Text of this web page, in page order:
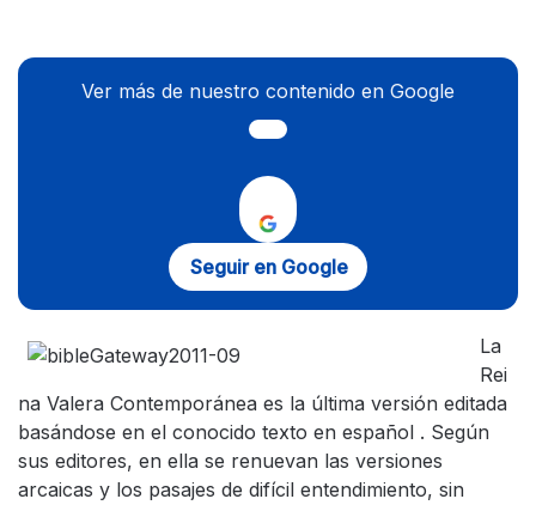
Ver más de nuestro contenido en Google
Seguir en Google
La
Rei
na Valera Contemporánea es la última versión editada
basándose en el conocido texto en español . Según
sus editores, en ella se renuevan las versiones
arcaicas y los pasajes de difícil entendimiento, sin